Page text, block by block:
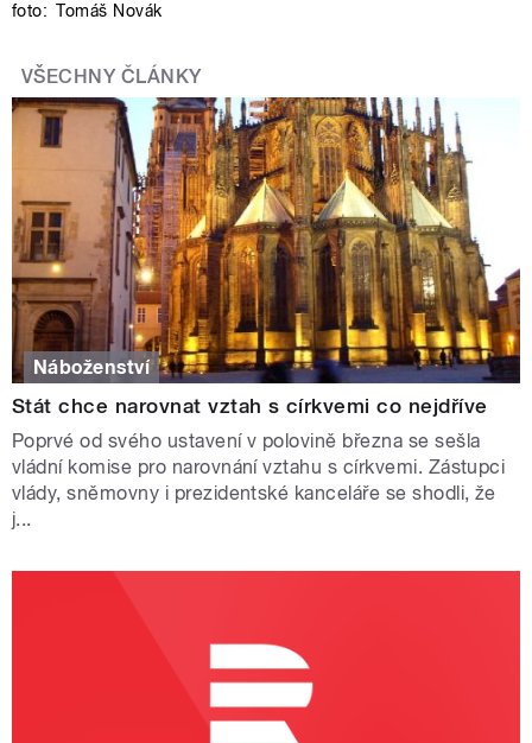
foto: Tomáš Novák
VŠECHNY ČLÁNKY
Náboženství
Stát chce narovnat vztah s církvemi co nejdříve
Poprvé od svého ustavení v polovině března se sešla
vládní komise pro narovnání vztahu s církvemi. Zástupci
vlády, sněmovny i prezidentské kanceláře se shodli, že
j...